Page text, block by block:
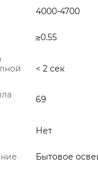
4000-4700
≥0.55
< 2 сек
69
Нет
Бытовое